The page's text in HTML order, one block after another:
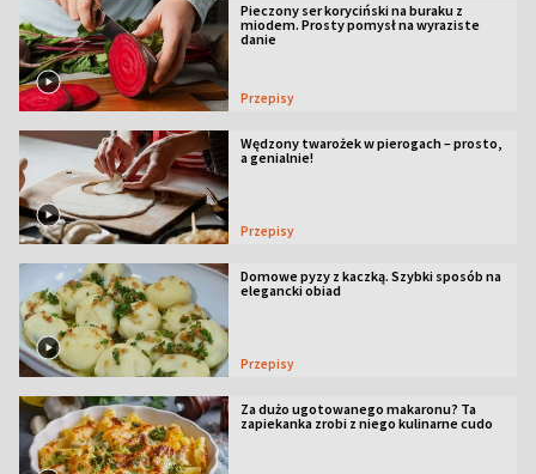
Pieczony ser koryciński na buraku z
miodem. Prosty pomysł na wyraziste
danie
Przepisy
Wędzony twarożek w pierogach – prosto,
a genialnie!
Przepisy
Domowe pyzy z kaczką. Szybki sposób na
elegancki obiad
Przepisy
Za dużo ugotowanego makaronu? Ta
zapiekanka zrobi z niego kulinarne cudo